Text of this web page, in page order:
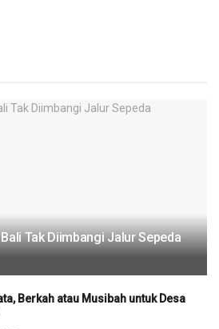
Tak Diimbangi Jalur Sepeda
Berkah atau Musibah untuk Desa